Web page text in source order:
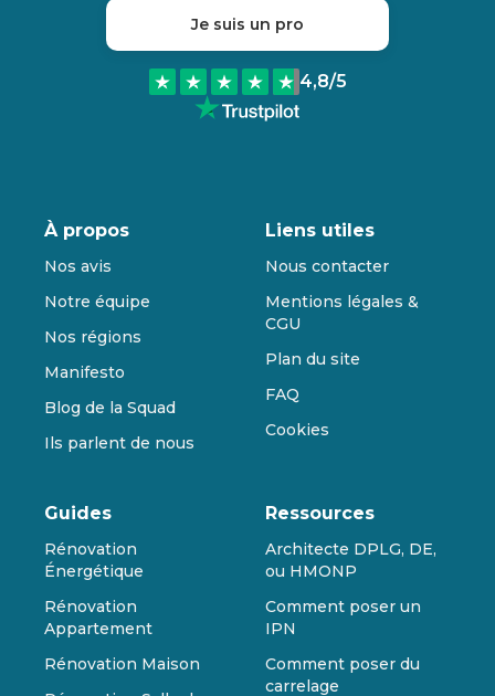
Je suis un pro
4,8/5
À propos
Nos avis
Notre équipe
Nos régions
Manifesto
Blog de la Squad
Ils parlent de nous
Liens utiles
Nous contacter
Mentions légales &
CGU
Plan du site
FAQ
Cookies
Guides
Rénovation
Énergétique
Rénovation
Appartement
Rénovation Maison
Ressources
Architecte DPLG, DE,
ou HMONP
Comment poser un
IPN
Comment poser du
carrelage